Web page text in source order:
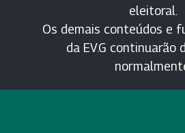
eleitoral.
Os demais conteúdos e
da EV.G continuarão